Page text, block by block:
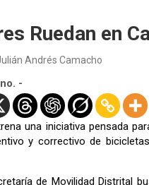
Ruedan en
Andrés Camacho
-
una iniciativa pensada
y correctivo de
de Movilidad Distrital